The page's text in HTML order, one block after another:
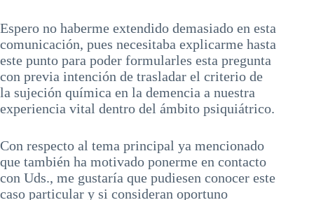
Espero no haberme extendido demasiado en esta
comunicación, pues necesitaba explicarme hasta
este punto para poder formularles esta pregunta
con previa intención de trasladar el criterio de
la sujeción química en la demencia a nuestra
experiencia vital dentro del ámbito psiquiátrico.
Con respecto al tema principal ya mencionado
que también ha motivado ponerme en contacto
con Uds., me gustaría que pudiesen conocer este
caso particular y si consideran oportuno